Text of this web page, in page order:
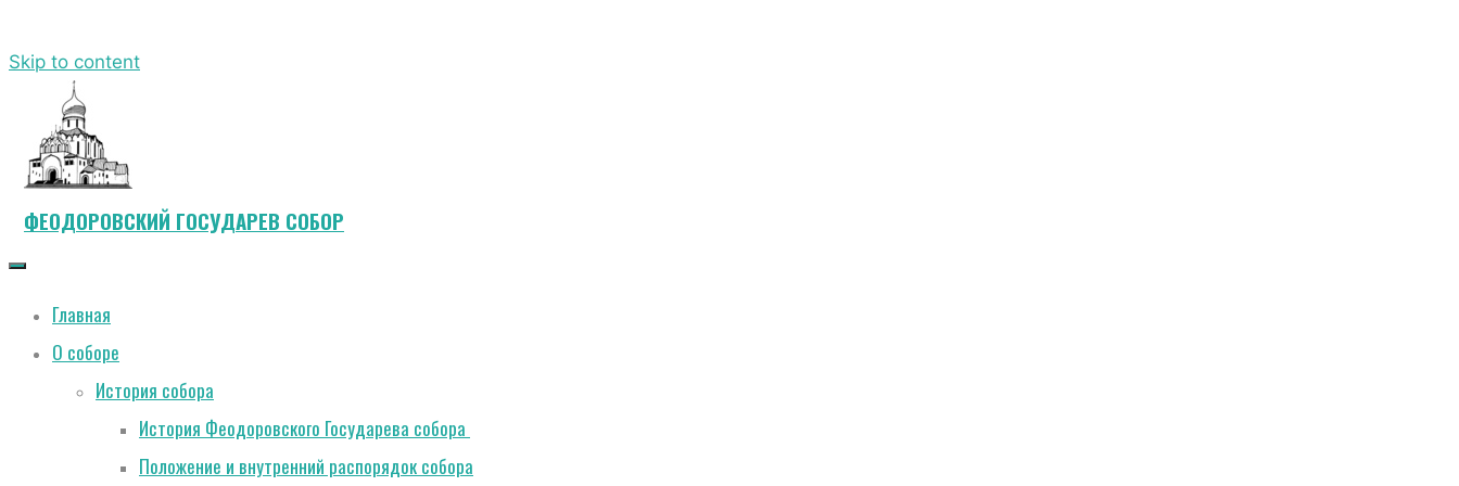
Skip to content
ФЕОДОРОВСКИЙ ГОСУДАРЕВ СОБОР
Главная
О соборе
История собора
История Феодоровского Государева собора
Положение и внутренний распорядок собора